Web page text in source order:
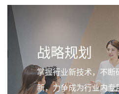
战略规划
掌握行业新技术，不断
新，力争成为行业内专